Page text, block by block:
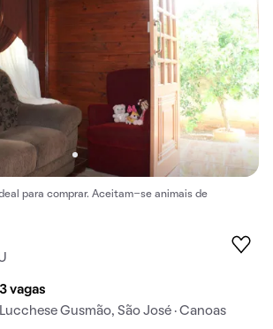
para comprar. Aceitam-se animais de
vagas
Gusmão, São José · Canoas